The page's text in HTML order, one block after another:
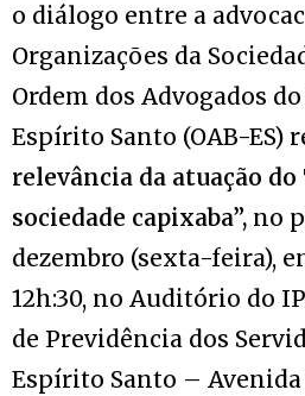
o diálogo entre a
Organizações da
Ordem dos Advogados
Espírito Santo (OAB-ES)
relevância da atuação
sociedade capixaba”, no
dezembro (sexta-feira),
12h:30, no Auditório do
de Previdência dos
Espírito Santo –